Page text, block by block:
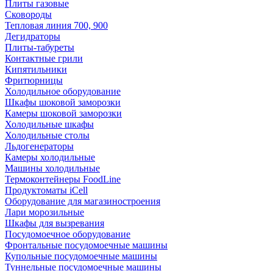
Плиты газовые
Сковороды
Тепловая линия 700, 900
Дегидраторы
Плиты-табуреты
Контактные грили
Кипятильники
Фритюрницы
Холодильное оборудование
Шкафы шоковой заморозки
Камеры шоковой заморозки
Холодильные шкафы
Холодильные столы
Льдогенераторы
Камеры холодильные
Машины холодильные
Термоконтейнеры FoodLine
Продуктоматы iCell
Оборудование для магазиностроения
Лари морозильные
Шкафы для вызревания
Посудомоечное оборудование
Фронтальные посудомоечные машины
Купольные посудомоечные машины
Туннельные посудомоечные машины